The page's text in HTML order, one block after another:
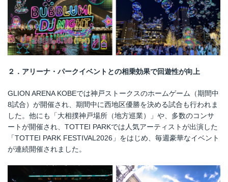
２．アリーナ・パークイベントとの相乗効果で回遊性が向上
GLION ARENA KOBEでは神戸ストークスのホームゲーム（期間中
8試合）が開催され、期間中に西地区優勝を決める試合も行われま
した。他にも「大相撲神戸場所（地方巡業）」や、多数のコンサ
ートが開催され、TOTTEI PARKでは人気アーティストが出演した
「TOTTEI PARK FESTIVAL2026」をはじめ、毎週豪華なイベント
が連続開催されました。